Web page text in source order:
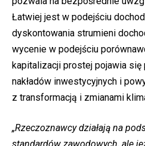
Łatwiej jest w podejściu
dyskontowania strumieni
wycenie w podejściu
kapitalizacji prostej pojawia
nakładów inwestycyjnych i
z transformacją i zmianami
„Rzeczoznawcy działają na